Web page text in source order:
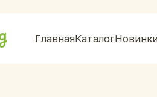
ГлавнаяКаталогНовинкиО нас